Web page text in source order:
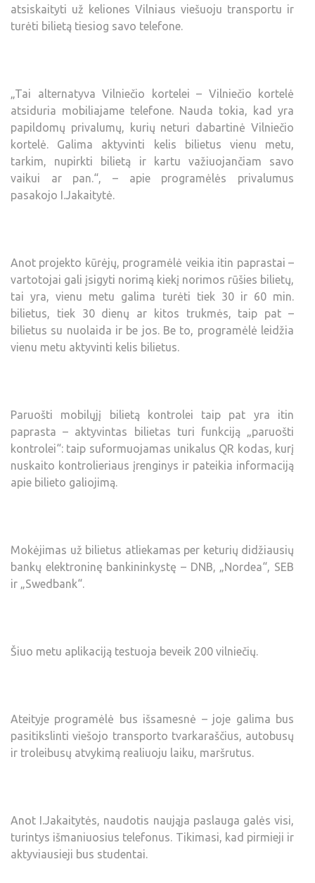
atsiskaityti už keliones Vilniaus viešuoju transportu ir
turėti bilietą tiesiog savo telefone.
„Tai alternatyva Vilniečio kortelei – Vilniečio kortelė
atsiduria mobiliajame telefone. Nauda tokia, kad yra
papildomų privalumų, kurių neturi dabartinė Vilniečio
kortelė. Galima aktyvinti kelis bilietus vienu metu,
tarkim, nupirkti bilietą ir kartu važiuojančiam savo
vaikui ar pan.“, – apie programėlės privalumus
pasakojo I.Jakaitytė.
Anot projekto kūrėjų, programėlė veikia itin paprastai –
vartotojai gali įsigyti norimą kiekį norimos rūšies bilietų,
tai yra, vienu metu galima turėti tiek 30 ir 60 min.
bilietus, tiek 30 dienų ar kitos trukmės, taip pat –
bilietus su nuolaida ir be jos. Be to, programėlė leidžia
vienu metu aktyvinti kelis bilietus.
Paruošti mobilųjį bilietą kontrolei taip pat yra itin
paprasta – aktyvintas bilietas turi funkciją „paruošti
kontrolei“: taip suformuojamas unikalus QR kodas, kurį
nuskaito kontrolieriaus įrenginys ir pateikia informaciją
apie bilieto galiojimą.
Mokėjimas už bilietus atliekamas per keturių didžiausių
bankų elektroninę bankininkystę – DNB, „Nordea“, SEB
ir „Swedbank“.
Šiuo metu aplikaciją testuoja beveik 200 vilniečių.
Ateityje programėlė bus išsamesnė – joje galima bus
pasitikslinti viešojo transporto tvarkaraščius, autobusų
ir troleibusų atvykimą realiuoju laiku, maršrutus.
Anot I.Jakaitytės, naudotis naująja paslauga galės visi,
turintys išmaniuosius telefonus. Tikimasi, kad pirmieji ir
aktyviausieji bus studentai.